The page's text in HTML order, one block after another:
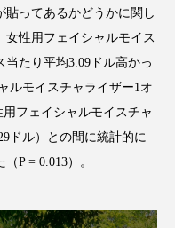
リチュード
ーティー 冷え
ルネス
貼ってあるかどうかに関し
女性用フェイシャルモイス
当たり平均3.09 ドル高かっ
ルモイスチャライザー1オ
用フェイシャルモイスチャ
ドル）との間に統計的に
（P = 0.013）。